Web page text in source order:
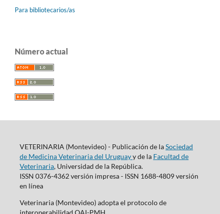
Para bibliotecarios/as
Número actual
VETERINARIA (Montevideo) - Publicación de laSociedad
de Medicina Veterinaria del Uruguayy de la Facultad de
Veterinaria, Universidad de la República.
ISSN 0376-4362 versión impresa - ISSN 1688-4809 versión
en línea
Veterinaria (Montevideo) adopta el protocolo de
interoperabilidad OAI-PMH